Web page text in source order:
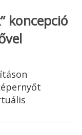
koncepció